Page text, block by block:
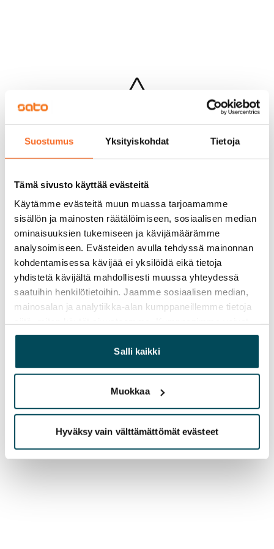
Suostumus Yksityiskohdat Tietoja
Tämä sivusto käyttää evästeitä
Käytämme evästeitä muun muassa tarjoamamme
sisällön ja mainosten räätälöimiseen, sosiaalisen median
ominaisuuksien tukemiseen ja kävijämäärämme
analysoimiseen. Evästeiden avulla tehdyssä mainonnan
kohdentamisessa kävijää ei yksilöidä eikä tietoja
yhdistetä kävijältä mahdollisesti muussa yhteydessä
saatuihin henkilötietoihin. Jaamme sosiaalisen median,
mainosalan ja analytiikka-alan kumppaneillemme tietoja
yhdistää näitä tietoja muihin tietoihin, joita olet antanut
heille tai joita on kerätty, kun olet käyttänyt heidän
palvelujaan.
Salli kaikki
Muokkaa
Hyväksy vain välttämättömät evästeet
Hups...
Jotakin meni pieleen sivun lataamisessa